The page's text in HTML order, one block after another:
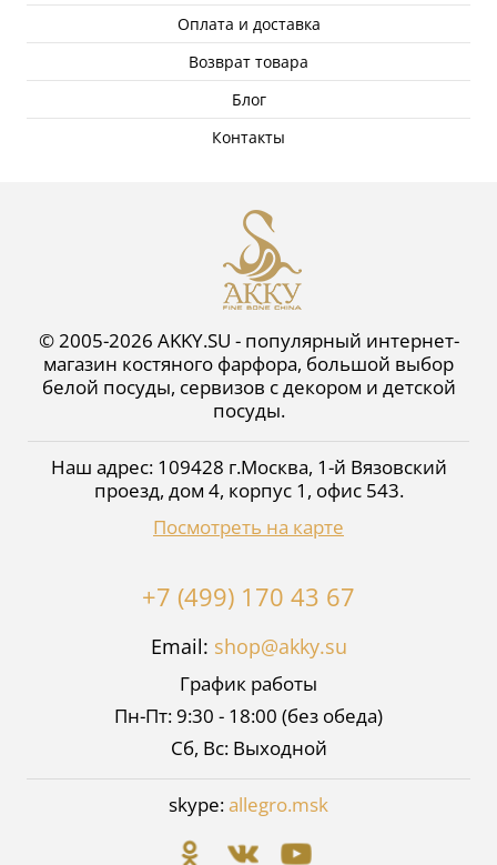
Оплата и доставка
Возврат товара
Блог
Контакты
© 2005-2026 AKKY.SU - популярный интернет-
магазин костяного фарфора, большой выбор
белой посуды, сервизов с декором и детской
посуды.
Наш адрес: 109428 г.Москва, 1-й Вязовский
проезд, дом 4, корпус 1, офис 543.
Посмотреть на карте
+7 (499) 170 43 67
Email: shop@akky.su
График работы
Пн-Пт: 9:30 - 18:00 (без обеда)
Сб, Вс: Выходной
skype:allegro.msk